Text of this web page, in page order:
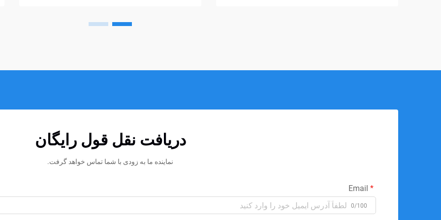
دریافت نقل قول رایگان
نماینده ما به زودی با شما تماس خواهد گرفت.
0/100